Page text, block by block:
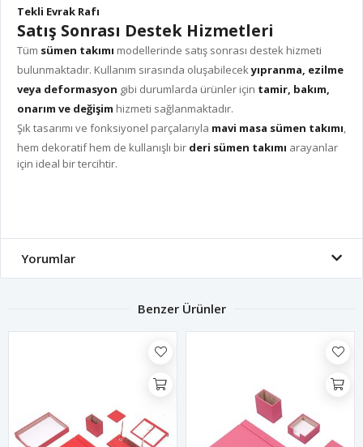
Tekli Evrak Rafı
Satış Sonrası Destek Hizmetleri
Tüm sümen takımı modellerinde satış sonrası destek hizmeti
bulunmaktadır. Kullanım sırasında oluşabilecekyıpranma, ezilme
veya deformasyon gibi durumlarda ürünler için tamir, bakım,
onarım ve değişim hizmeti sağlanmaktadır.
Şık tasarımı ve fonksiyonel parçalarıyla mavi masa sümen takımı
hem dekoratif hem de kullanışlı bir deri sümen takımı arayanlar
için ideal bir tercihtir.
Yorumlar
Benzer Ürünler